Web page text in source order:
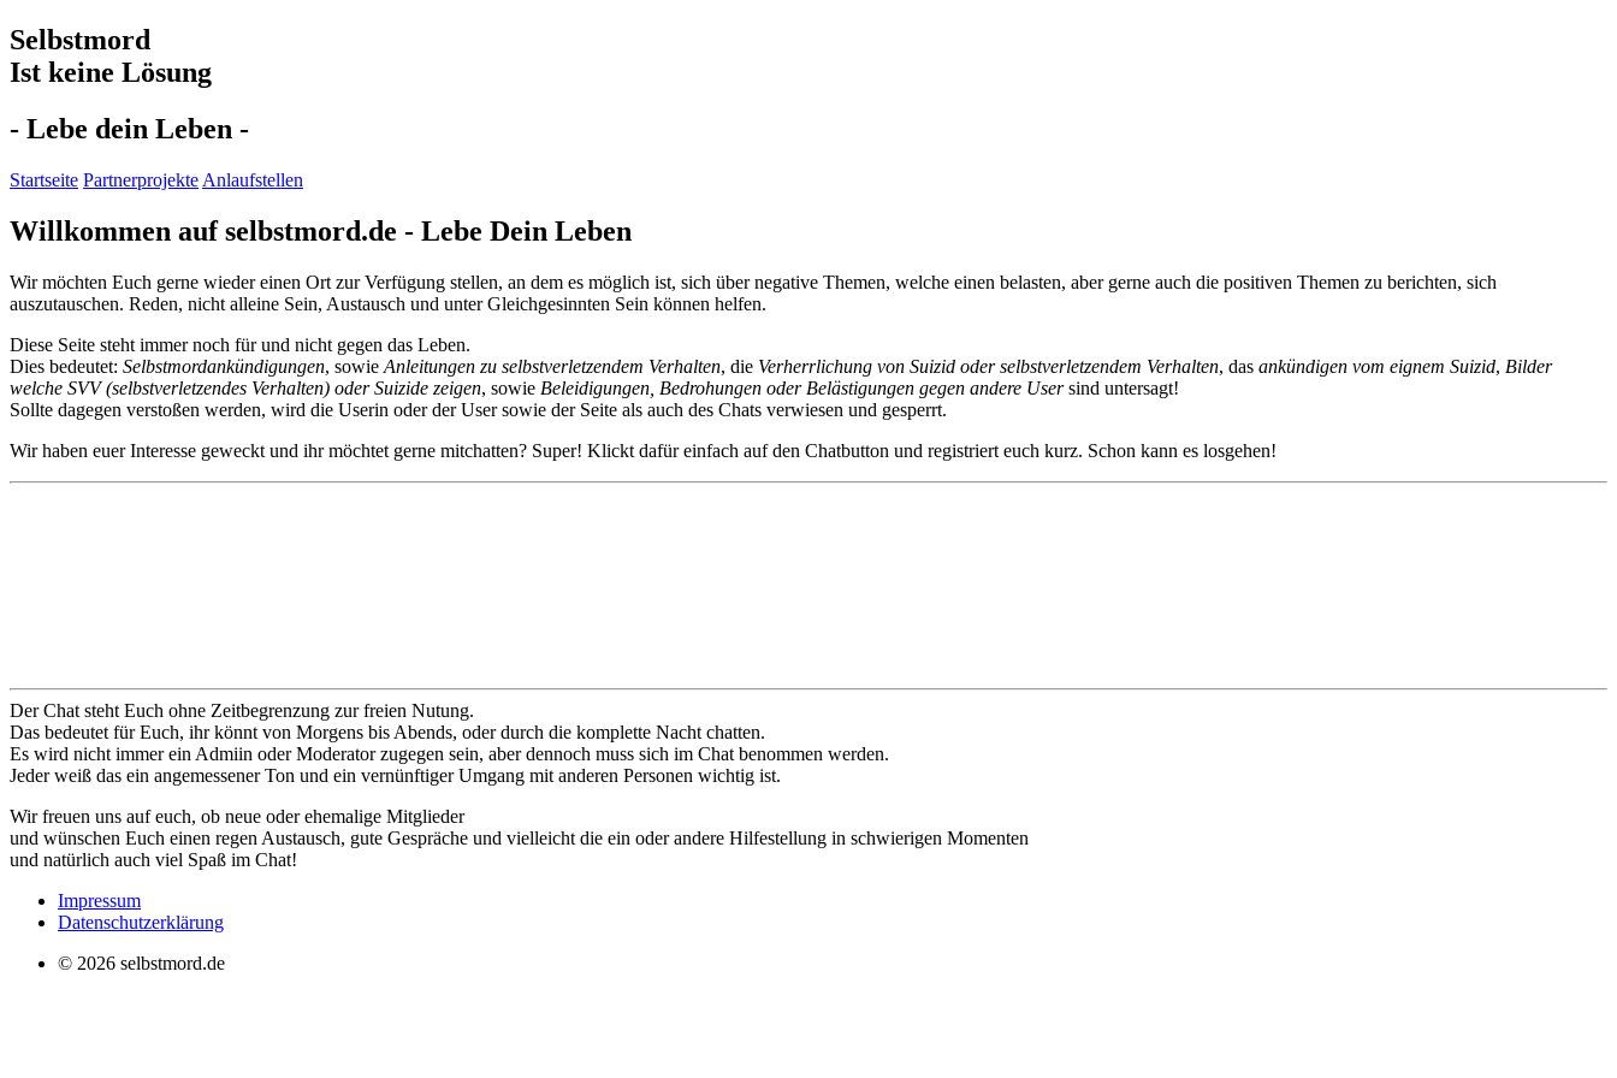
Selbstmord
Ist keine Lösung
- Lebe dein Leben -
Startseite Partnerprojekte Anlaufstellen
Willkommen auf selbstmord.de - Lebe Dein Leben
Wir möchten Euch gerne wieder einen Ort zur Verfügung stellen, an dem es möglich ist, sich über negative Themen, welche einen belasten, aber gerne auch die positiven Themen zu berichten, sich
auszutauschen. Reden, nicht alleine Sein, Austausch und unter Gleichgesinnten Sein können helfen.
Diese Seite steht immer noch für und nicht gegen das Leben.
Dies bedeutet: Selbstmordankündigungen, sowie Anleitungen zu selbstverletzendem Verhalten, die Verherrlichung von Suizid oder selbstverletzendem Verhalten, das ankündigen vom eignem Suizid, Bilder
welche SVV (selbstverletzendes Verhalten) oder Suizide zeigen, sowie Beleidigungen, Bedrohungen oder Belästigungen gegen andere Usersind untersagt!
Sollte dagegen verstoßen werden, wird die Userin oder der User sowie der Seite als auch des Chats verwiesen und gesperrt.
Wir haben euer Interesse geweckt und ihr möchtet gerne mitchatten? Super! Klickt dafür einfach auf den Chatbutton und registriert euch kurz. Schon kann es losgehen!
Der Chat steht Euch ohne Zeitbegrenzung zur freien Nutung.
Das bedeutet für Euch, ihr könnt von Morgens bis Abends, oder durch die komplette Nacht chatten.
Es wird nicht immer ein Admiin oder Moderator zugegen sein, aber dennoch muss sich im Chat benommen werden.
Jeder weiß das ein angemessener Ton und ein vernünftiger Umgang mit anderen Personen wichtig ist.
Wir freuen uns auf euch, ob neue oder ehemalige Mitglieder
und wünschen Euch einen regen Austausch, gute Gespräche und vielleicht die ein oder andere Hilfestellung in schwierigen Momenten
und natürlich auch viel Spaß im Chat!
Impressum
Datenschutzerklärung
© 2026 selbstmord.de